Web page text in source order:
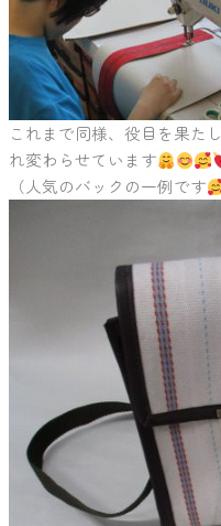
これまで同様、役目を果た
れ変わらせています
（人気のバックの一例です